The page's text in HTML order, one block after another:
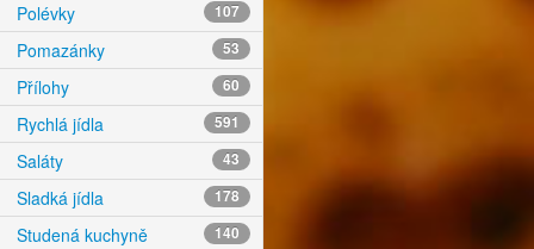
Polévky 107
Pomazánky 53
Přílohy 60
Rychlá jídla 591
Saláty 43
Sladká jídla 178
Studená kuchyně 140